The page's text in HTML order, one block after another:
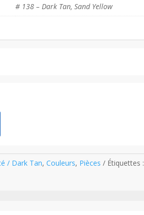
# 138 – Dark Tan, Sand Yellow
/ Dark Tan, Couleurs, Pièces Étiquettes :